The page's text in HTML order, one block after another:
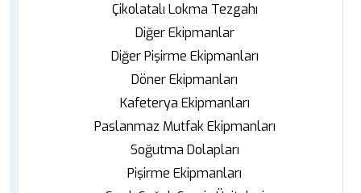
Çikolatalı Lokma Tezgahı
Diğer Ekipmanlar
Diğer Pişirme Ekipmanları
Döner Ekipmanları
Kafeterya Ekipmanları
Paslanmaz Mutfak Ekipmanları
Soğutma Dolapları
Pişirme Ekipmanları